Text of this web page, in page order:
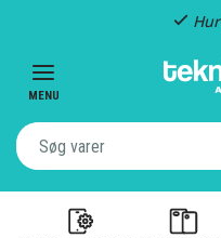
MENU